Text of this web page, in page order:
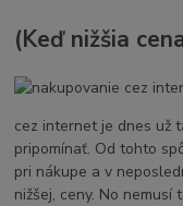
(Keď nižšia
cez internet je dnes už
pripomínať. Od tohto
pri nákupe a v
nižšej, ceny. No